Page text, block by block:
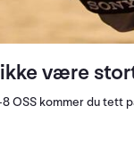
være
OSS kommer du tett